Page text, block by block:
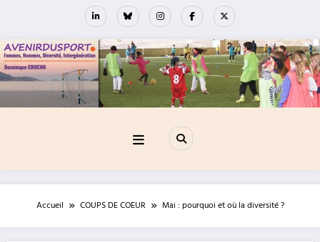
Accueil COUPS DE COEUR Mai : pourquoi et où la diversité ?